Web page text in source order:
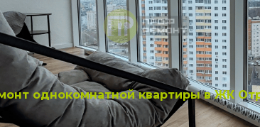
однокомнатной квартиры в ЖК